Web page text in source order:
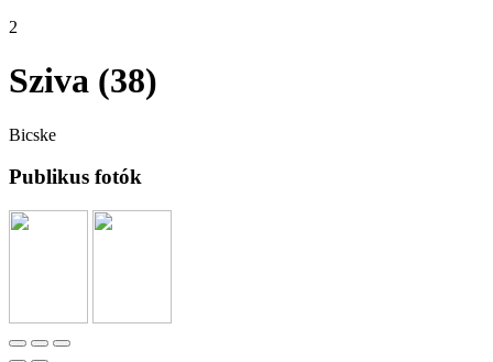
2
Sziva (38)
Bicske
Publikus fotók